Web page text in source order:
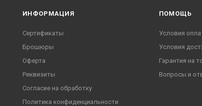
ИНФОРМАЦИЯ
Сертификаты
Брошюры
Оферта
Реквизиты
Согласие на обработку
Политика конфиденциальности
ПОМОЩЬ
Условия
Условия
Гарантия на
Вопросы и